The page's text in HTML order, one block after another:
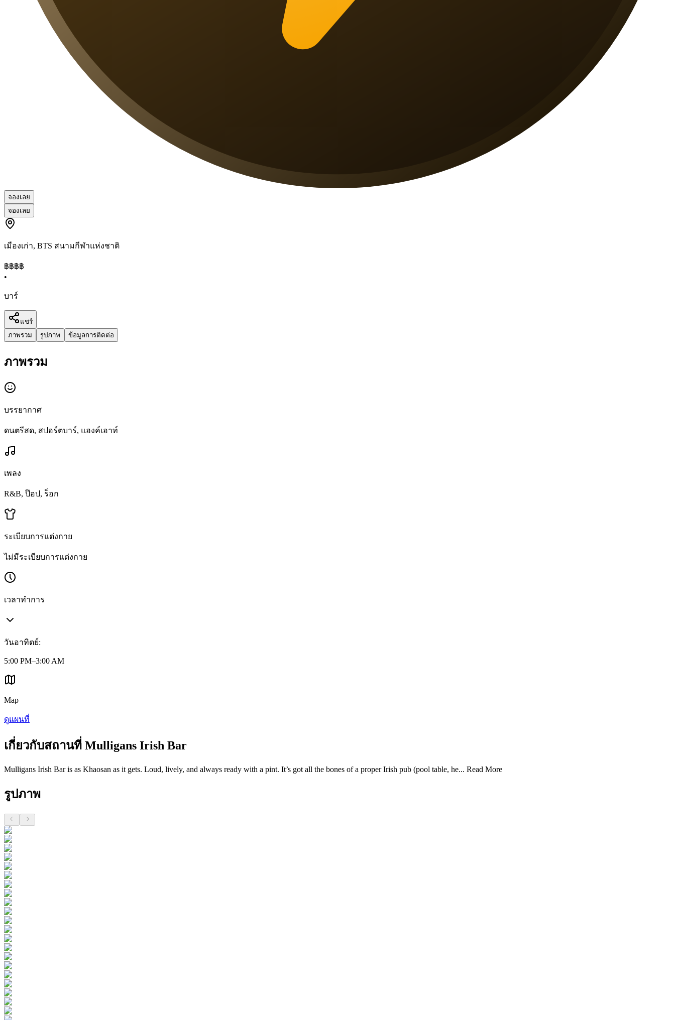
จองเลย
จองเลย
เมืองเก่า, BTS สนามกีฬาแห่งชาติ
฿฿฿฿
•
บาร์
แชร์
ภาพรวม
รูปภาพ ข้อมูลการติดต่อ
ภาพรวม
บรรยากาศ
ดนตรีสด, สปอร์ตบาร์, แฮงค์เอาท์
เพลง
R&B, ป๊อป, ร็อก
ระเบียบการแต่งกาย
ไม่มีระเบียบการแต่งกาย
เวลาทำการ
วันอาทิตย์:
5:00 PM–3:00 AM
Map
ดูแผนที่
เกี่ยวกับสถานที่ Mulligans Irish Bar
Mulligans Irish Bar is as Khaosan as it gets. Loud, lively, and always ready with a pint. It’s got all the bones of a proper Irish pub (pool table, he... Read More
รูปภาพ